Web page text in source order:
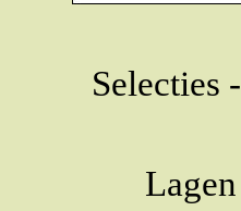
Selecties